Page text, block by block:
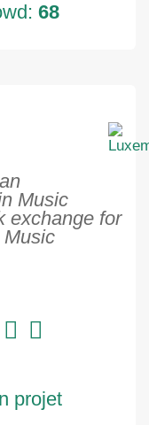
68
Music
exchange for
projet